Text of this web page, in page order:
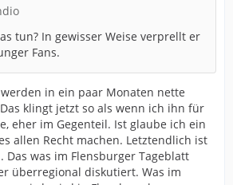
tun? In gewisser Weise verprellt er
Fans.
in ein paar Monaten nette
klingt jetzt so als wenn ich ihn für
eher im Gegenteil. Ist glaube ich ein
allen Recht machen. Letztendlich ist
Das was im Flensburger Tageblatt
überregional diskutiert. Was im